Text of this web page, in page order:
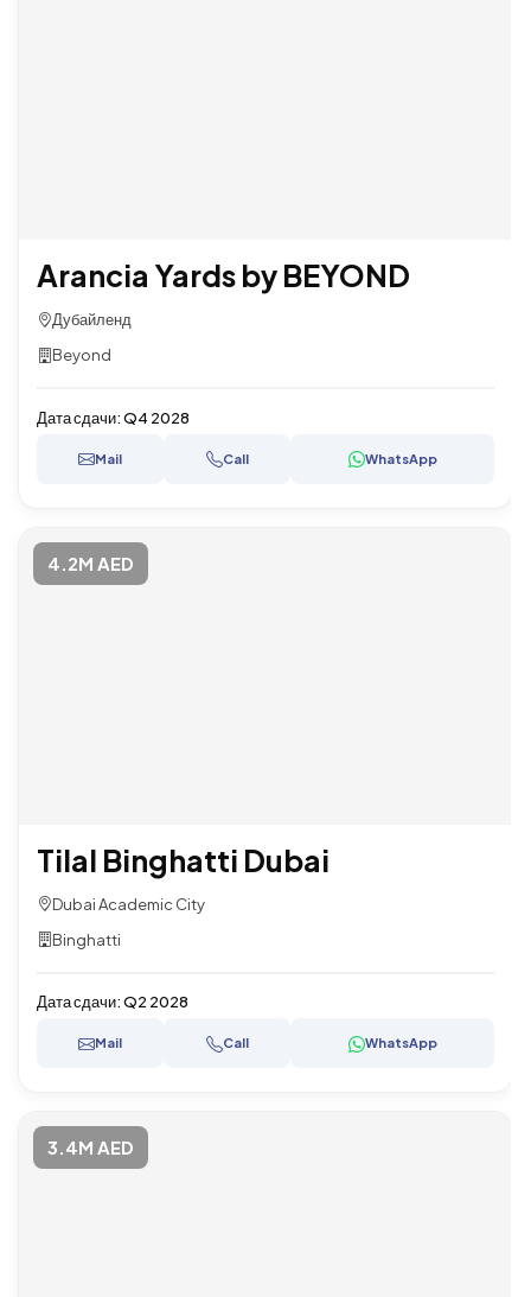
Arancia Yards by BEYOND
Дубайленд
Beyond
Дата сдачи:Q4 2028
Mail Call WhatsApp
4.2M AED
Tilal Binghatti Dubai
Dubai Academic City
Binghatti
Дата сдачи:Q2 2028
Mail Call WhatsApp
3.4M AED